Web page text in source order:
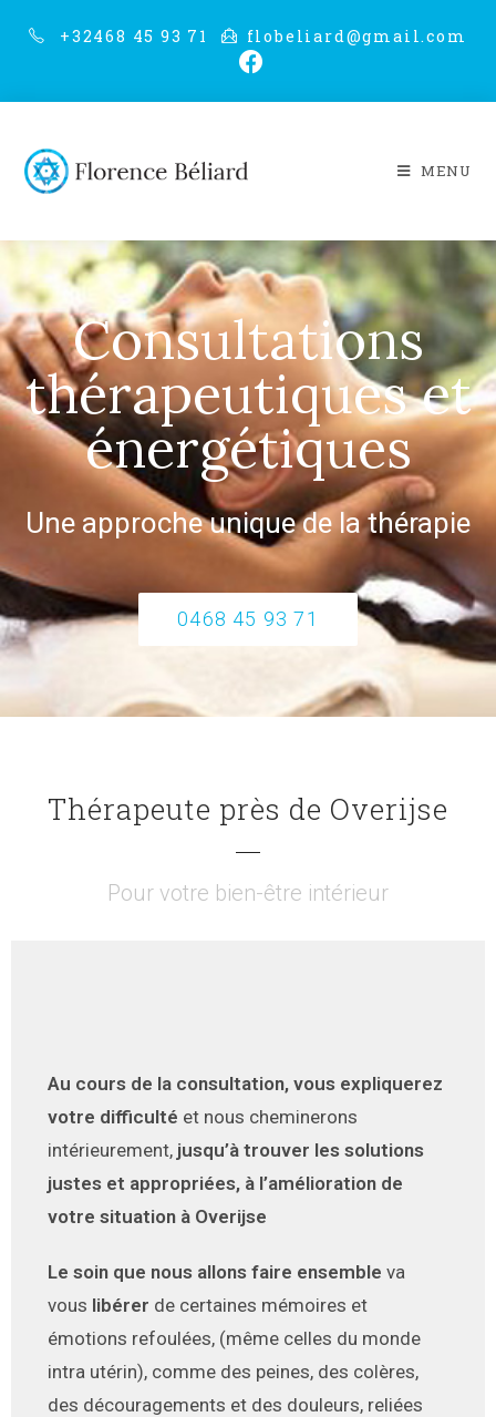
+32468 45 93 71 flobeliard@gmail.com
MENU
Consultations
thérapeutiques et
énergétiques
Une approche unique de la thérapie
0468 45 93 71
Thérapeute près de Overijse
Pour votre bien-être intérieur
Au cours de la consultation, vous expliquerez
votre difficulté et nous cheminerons
intérieurement, jusqu’à trouver les solutions
justes et appropriées, à l’amélioration de
votre situation à Overijse
Le soin que nous allons faire ensemble va
vous libérer de certaines mémoires et
émotions refoulées, (même celles du monde
intra utérin), comme des peines, des colères,
des découragements et des douleurs, reliées